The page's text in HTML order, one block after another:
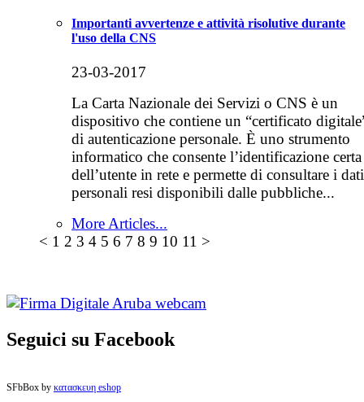
Importanti avvertenze e attività risolutive durante
l'uso della CNS
23-03-2017
La Carta Nazionale dei Servizi o CNS è un
dispositivo che contiene un “certificato
di autenticazione personale. È uno strumento
informatico che consente l’identificazione certa
dell’utente in rete e permette di consultare i dati
personali resi disponibili dalle pubbliche...
More Articles...
< 1 2 3 4 5 6 7 8 9 10 11 >
Seguici su Facebook
SFbBox by κατασκευη eshop